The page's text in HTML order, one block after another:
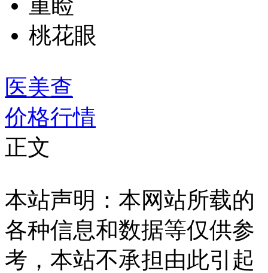
重睑
桃花眼
医美查
价格行情
正文
本站声明：本网站所载的
各种信息和数据等仅供参
考，本站不承担由此引起